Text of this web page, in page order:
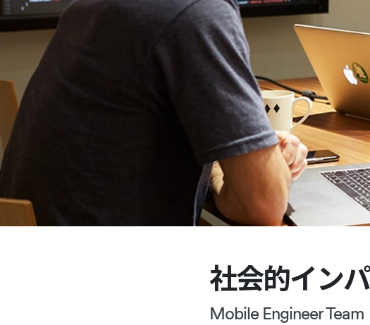
社会的イン
Mobile Engineer Team